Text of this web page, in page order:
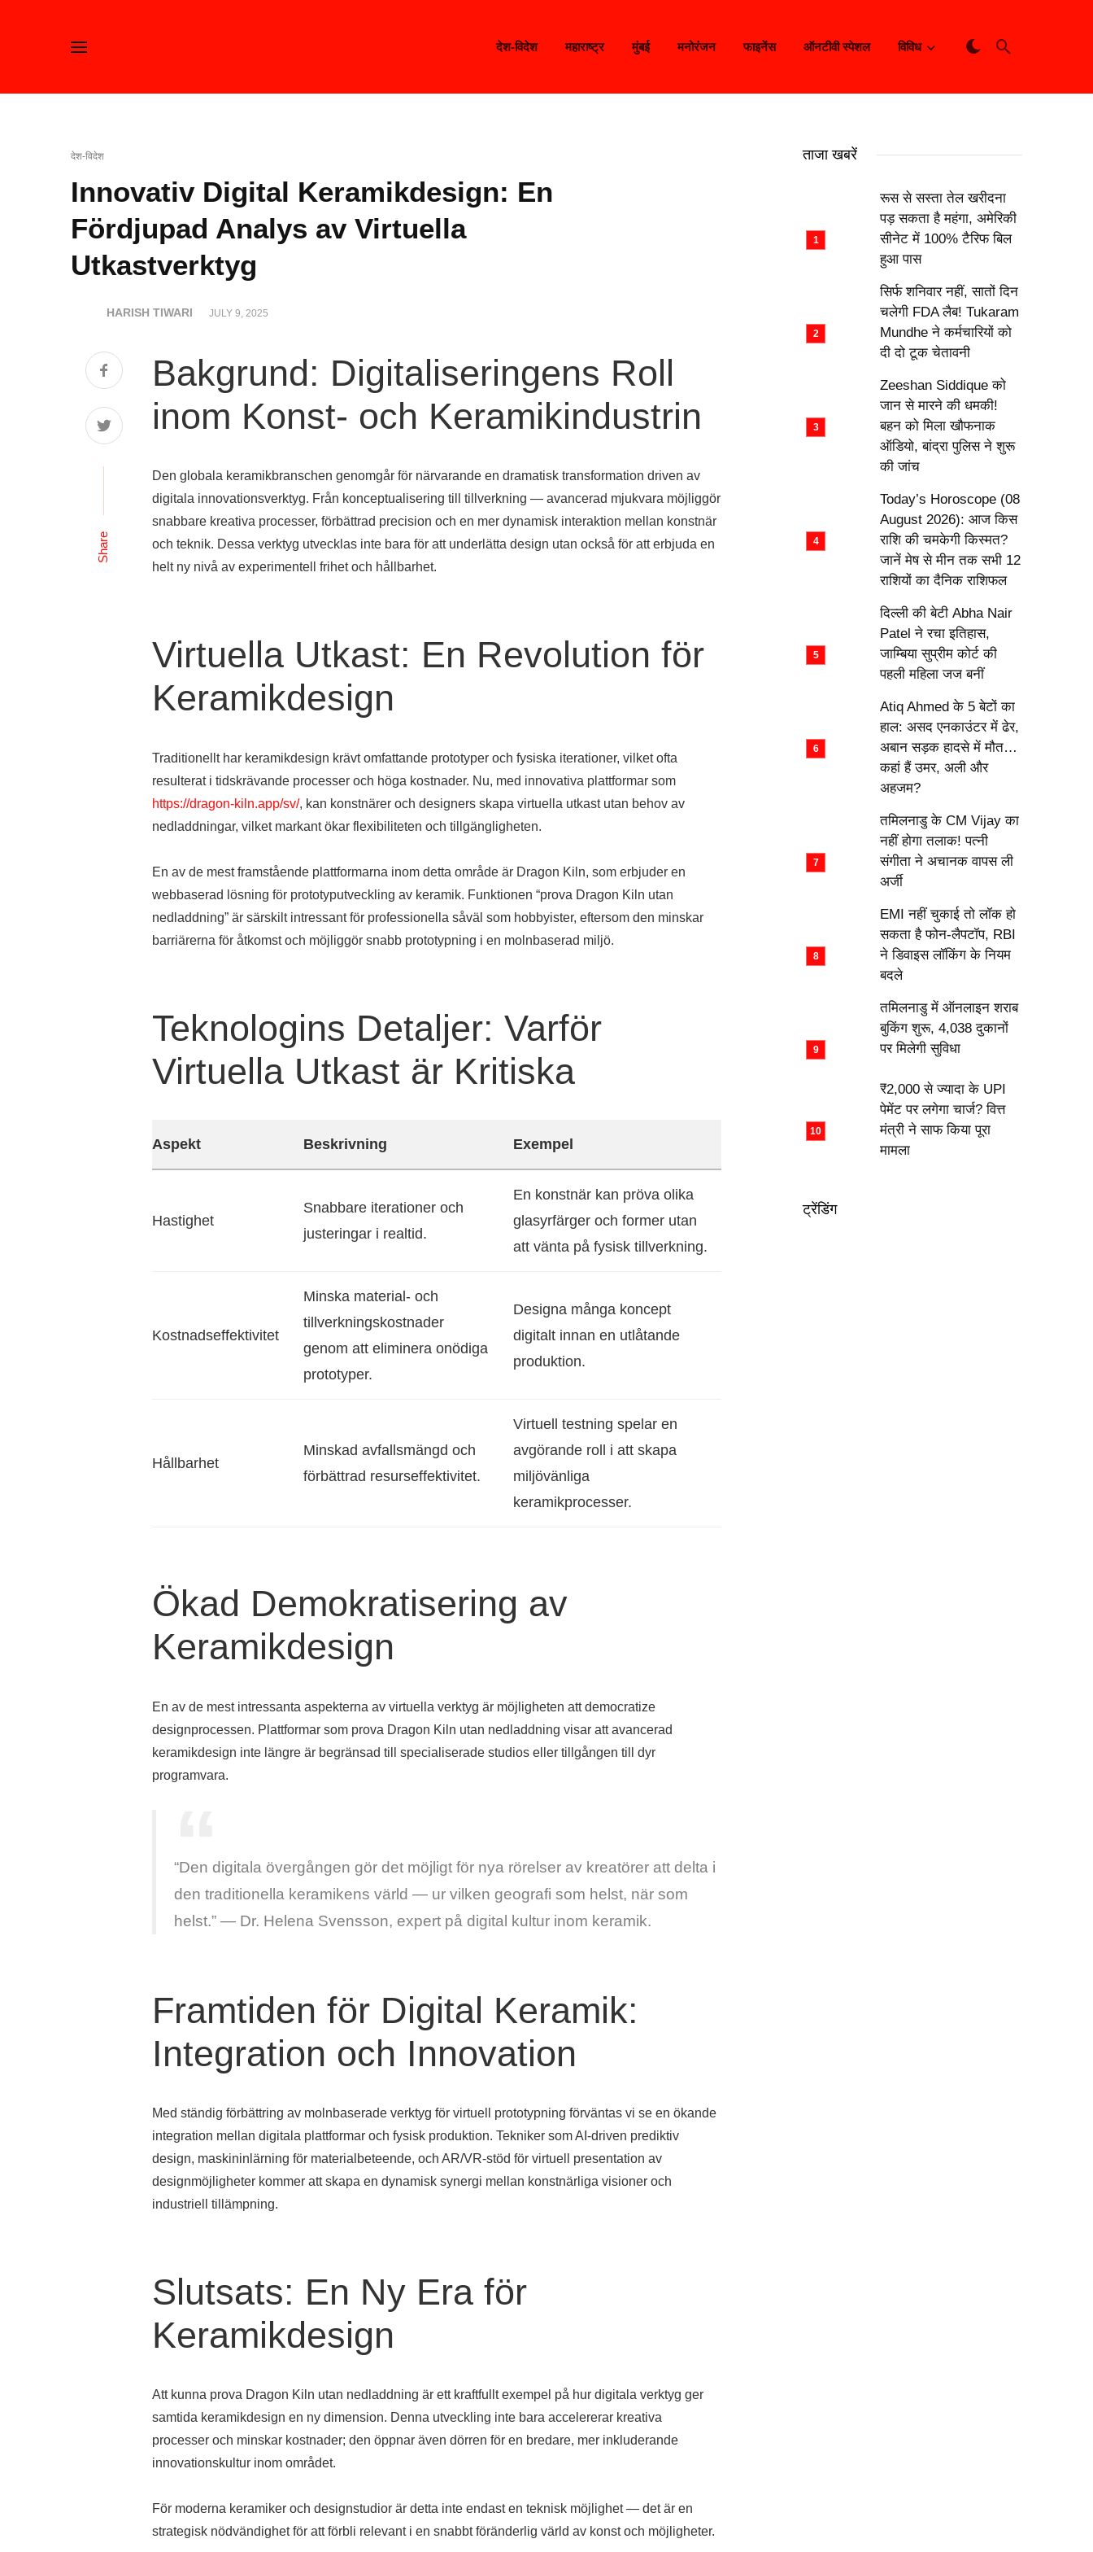
देश-विदेश महाराष्ट्र मुंबई मनोरंजन फाइनेंस ऑनटीवी स्पेशल विविध
देश-विदेश
Innovativ Digital Keramikdesign: En
Fördjupad Analys av Virtuella
Utkastverktyg
HARISH TIWARI JULY 9, 2025
Share
Bakgrund: Digitaliseringens Roll
inom Konst- och Keramikindustrin
Den globala keramikbranschen genomgår för närvarande en dramatisk transformation driven av
digitala innovationsverktyg. Från konceptualisering till tillverkning — avancerad mjukvara möjliggör
snabbare kreativa processer, förbättrad precision och en mer dynamisk interaktion mellan konstnär
och teknik. Dessa verktyg utvecklas inte bara för att underlätta design utan också för att erbjuda en
helt ny nivå av experimentell frihet och hållbarhet.
Virtuella Utkast: En Revolution för
Keramikdesign
Traditionellt har keramikdesign krävt omfattande prototyper och fysiska iterationer, vilket ofta
resulterat i tidskrävande processer och höga kostnader. Nu, med innovativa plattformar som
https://dragon-kiln.app/sv/, kan konstnärer och designers skapa virtuella utkast utan behov av
nedladdningar, vilket markant ökar flexibiliteten och tillgängligheten.
En av de mest framstående plattformarna inom detta område är Dragon Kiln, som erbjuder en
webbaserad lösning för prototyputveckling av keramik. Funktionen “prova Dragon Kiln utan
nedladdning” är särskilt intressant för professionella såväl som hobbyister, eftersom den minskar
barriärerna för åtkomst och möjliggör snabb prototypning i en molnbaserad miljö.
Teknologins Detaljer: Varför
Virtuella Utkast är Kritiska
Aspekt Beskrivning Exempel
Hastighet
Snabbare iterationer och
justeringar i realtid.
En konstnär kan pröva olika
glasyrfärger och former utan
att vänta på fysisk tillverkning.
Kostnadseffektivitet
Minska material- och
tillverkningskostnader
genom att eliminera onödiga
prototyper.
Designa många koncept
digitalt innan en utlåtande
produktion.
Hållbarhet
Minskad avfallsmängd och
förbättrad resurseffektivitet.
Virtuell testning spelar en
avgörande roll i att skapa
miljövänliga
keramikprocesser.
Ökad Demokratisering av
Keramikdesign
En av de mest intressanta aspekterna av virtuella verktyg är möjligheten att democratize
designprocessen. Plattformar som prova Dragon Kiln utan nedladdning visar att avancerad
keramikdesign inte längre är begränsad till specialiserade studios eller tillgången till dyr
programvara.
“Den digitala övergången gör det möjligt för nya rörelser av kreatörer att delta i
den traditionella keramikens värld — ur vilken geografi som helst, när som
helst.” — Dr. Helena Svensson, expert på digital kultur inom keramik.
Framtiden för Digital Keramik:
Integration och Innovation
Med ständig förbättring av molnbaserade verktyg för virtuell prototypning förväntas vi se en ökande
integration mellan digitala plattformar och fysisk produktion. Tekniker som AI-driven prediktiv
design, maskininlärning för materialbeteende, och AR/VR-stöd för virtuell presentation av
designmöjligheter kommer att skapa en dynamisk synergi mellan konstnärliga visioner och
industriell tillämpning.
Slutsats: En Ny Era för
Keramikdesign
Att kunna prova Dragon Kiln utan nedladdning är ett kraftfullt exempel på hur digitala verktyg ger
samtida keramikdesign en ny dimension. Denna utveckling inte bara accelererar kreativa
processer och minskar kostnader; den öppnar även dörren för en bredare, mer inkluderande
innovationskultur inom området.
För moderna keramiker och designstudior är detta inte endast en teknisk möjlighet — det är en
strategisk nödvändighet för att förbli relevant i en snabbt föränderlig värld av konst och möjligheter.
ताजा खबरें
रूस से सस्ता तेल खरीदना
पड़ सकता है महंगा, अमेरिकी
सीनेट में 100% टैरिफ बिल
हुआ पास
सिर्फ शनिवार नहीं, सातों दिन
चलेगी FDA लैब! Tukaram
Mundhe ने कर्मचारियों को
दी दो टूक चेतावनी
Zeeshan Siddique को
जान से मारने की धमकी!
बहन को मिला खौफनाक
ऑडियो, बांद्रा पुलिस ने शुरू
की जांच
Today’s Horoscope (08
August 2026): आज किस
राशि की चमकेगी किस्मत?
जानें मेष से मीन तक सभी 12
राशियों का दैनिक राशिफल
दिल्ली की बेटी Abha Nair
Patel ने रचा इतिहास,
जाम्बिया सुप्रीम कोर्ट की
पहली महिला जज बनीं
Atiq Ahmed के 5 बेटों का
हाल: असद एनकाउंटर में ढेर,
अबान सड़क हादसे में मौत…
कहां हैं उमर, अली और
अहजम?
तमिलनाडु के CM Vijay का
नहीं होगा तलाक! पत्नी
संगीता ने अचानक वापस ली
अर्जी
EMI नहीं चुकाई तो लॉक हो
सकता है फोन-लैपटॉप, RBI
ने डिवाइस लॉकिंग के नियम
बदले
तमिलनाडु में ऑनलाइन शराब
बुकिंग शुरू, 4,038 दुकानों
पर मिलेगी सुविधा
₹2,000 से ज्यादा के UPI
पेमेंट पर लगेगा चार्ज? वित्त
मंत्री ने साफ किया पूरा
मामला
ट्रेंडिंग